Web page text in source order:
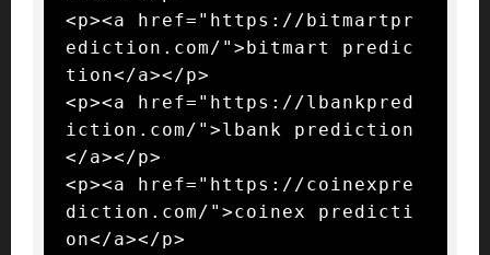
<p><a href="https://bitmartpr
ediction.com/">bitmart predic
tion</a></p>
<p><a href="https://lbankpred
iction.com/">lbank prediction
</a></p>
<p><a href="https://coinexpre
diction.com/">coinex predicti
on</a></p>